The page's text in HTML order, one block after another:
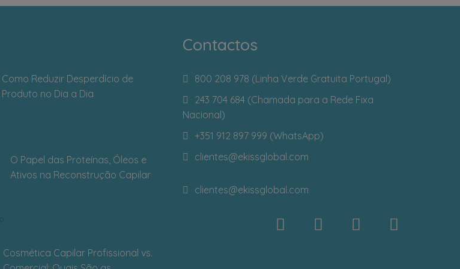
Como Reduzir Desperdício de
Produto no Dia a Dia
O Papel das Proteínas, Óleos e
Ativos na Reconstrução Capilar
Cosmética Capilar Profissional vs.
Contactos
800 208 978 (Linha Verde Gratuita Portugal)
243 704 684 (Chamada para a Rede Fixa
Nacional)
+351 912 897 999 (WhatsApp)
clientes@ekissglobal.com
clientes@ekissglobal.com